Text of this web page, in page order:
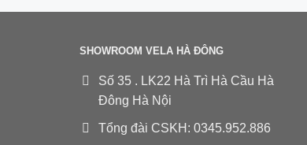
SHOWROOM VELA HÀ ĐÔNG
Số 35 . LK22 Hà Trì Hà Cầu Hà
Đông Hà Nội
Tổng đài CSKH: 0345.952.886